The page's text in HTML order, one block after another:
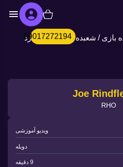
09017272194 بازی / شعبده بازی با کش/رد
Joe
RHO
ویدیو آموزشی
دوبله
9 دقیقه